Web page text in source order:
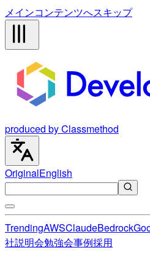
メインコンテンツへスキップ
produced by Classmethod
OriginalEnglish
TrendingAWSClaudeBedrock
社説明会勉強会事例採用